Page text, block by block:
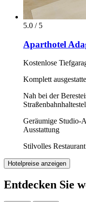
5.0 / 5
Aparthotel
Kostenlose
Komplett
Nah bei der
Geräumige Studio-
Ausstattung
Stilvolles
Hotelpreise anzeigen
Entdecken Sie